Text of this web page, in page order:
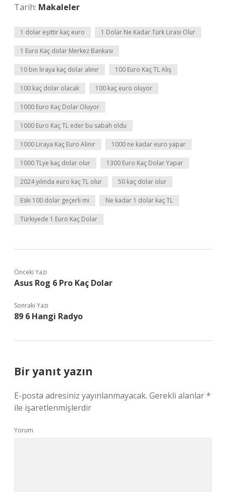
Tarih: Makaleler
1 dolar eşittir kaç euro 1 Dolar Ne Kadar Türk Lirası Olur
1 Euro Kaç dolar Merkez Bankası
10 bin liraya kaç dolar alınır 100 Euro Kaç TL Alış
100 kaç dolar olacak 100 kaç euro oluyor
1000 Euro Kaç Dolar Oluyor
1000 Euro Kaç TL eder bu sabah oldu
1000 Liraya Kaç Euro Alınır 1000 ne kadar euro yapar
1000 TLye kaç dolar olur 1300 Euro Kaç Dolar Yapar
2024 yılında euro kaç TL olur 50 kaç dolar olur
Eski 100 dolar geçerli mi Ne kadar 1 dolar kaç TL
Türkiyede 1 Euro Kaç Dolar
Önceki Yazı
Asus Rog 6 Pro Kaç Dolar
Sonraki Yazı
89 6 Hangi Radyo
Bir yanıt yazın
E-posta adresiniz yayınlanmayacak. Gerekli alanlar*
ile işaretlenmişlerdir
Yorum